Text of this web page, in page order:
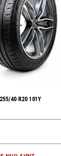
40 R20 101Y